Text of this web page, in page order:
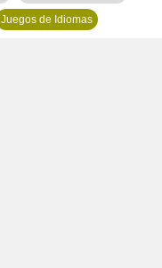
Juegos de Idiomas